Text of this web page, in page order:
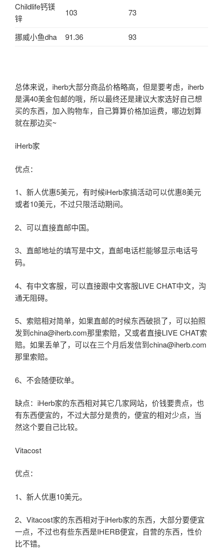
Childlife钙镁
锌
103 73
挪威小鱼dha 91.36 93
总体来说，iherb大部分商品价格略高，但是要考虑，iherb
是满40美金包邮的哦，所以最终还是建议大家选好自己想
买的东西，加入购物车，自己算算价格加运费，哪边划算
就在那边买~
iHerb家
优点：
1、新人优惠5美元，有时候iHerb家搞活动可以优惠8美元
或者10美元，不过只限活动期间。
2、可以直接直邮中国。
3、直邮地址的填写是中文，直邮电话栏能够显示电话号
码。
4、有中文客服，可以直接跟中文客服LIVE CHAT中文，沟
通无阻碍。
5、索赔相对简单，如果直邮的时候东西破损了，可以拍照
发到china@iherb.com那里索赔，又或者直接LIVE CHAT索
赔。如果丢单了，可以在三个月后发信到china@iherb.com
那里索赔。
6、不会随便砍单。
缺点：iHerb家的东西相对其它几家网站，价钱要贵点，也
有东西便宜的，不过大部分是贵的，便宜的相对少点，当
然这个要自己比较。
Vitacost
优点：
1、新人优惠10美元。
2、Vitacost家的东西相对于iHerb家的东西，大部分要便宜
一点，不过也有些东西是IHERB便宜，自营的东西，性价
比不错。